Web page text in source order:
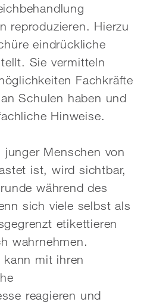
reproduzieren. Hierzu
eindrückliche
Sie vermitteln
Fachkräfte
Schulen haben und
Hinweise.
Menschen von
ist, wird sichtbar,
während des
sich viele selbst als
etikettieren
wahrnehmen.
kann mit ihren
reagieren und